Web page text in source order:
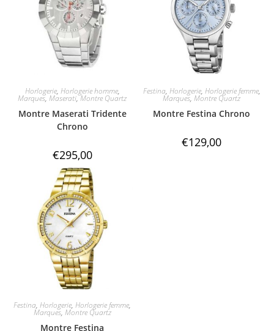
Horlogerie, Horlogerie homme,
Marques,Maserati,Montre Quartz
Montre Maserati Tridente
Chrono
€295,00
Festina, Horlogerie, Horlogerie femme,
Marques,Montre Quartz
Montre Festina Chrono
€129,00
Festina,Horlogerie,Horlogerie femme,
Marques, Montre Quartz
Montre Festina